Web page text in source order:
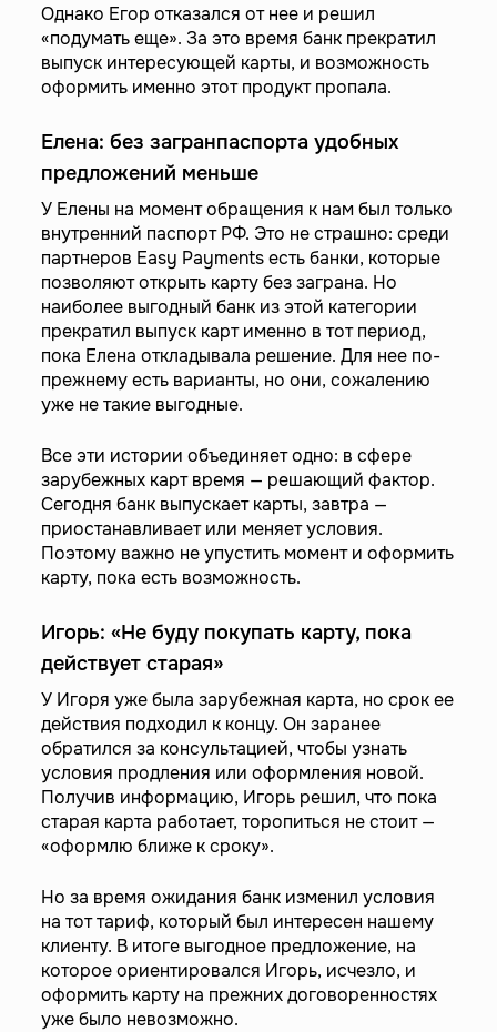
Однако Егор отказался от нее и решил
«подумать еще». За это время банк прекратил
выпуск интересующей карты, и возможность
оформить именно этот продукт пропала.
Елена: без загранпаспорта удобных
предложений меньше
У Елены на момент обращения к нам был только
внутренний паспорт РФ. Это не страшно: среди
партнеров Easy Payments есть банки, которые
позволяют открыть карту без заграна. Но
наиболее выгодный банк из этой категории
прекратил выпуск карт именно в тот период,
пока Елена откладывала решение. Для нее по-
прежнему есть варианты, но они, сожалению
уже не такие выгодные.
Все эти истории объединяет одно: в сфере
зарубежных карт время — решающий фактор.
Сегодня банк выпускает карты, завтра —
приостанавливает или меняет условия.
Поэтому важно не упустить момент и оформить
карту, пока есть возможность.
Игорь: «Не буду покупать карту, пока
действует старая»
У Игоря уже была зарубежная карта, но срок ее
действия подходил к концу. Он заранее
обратился за консультацией, чтобы узнать
условия продления или оформления новой.
Получив информацию, Игорь решил, что пока
старая карта работает, торопиться не стоит —
«оформлю ближе к сроку».
Но за время ожидания банк изменил условия
на тот тариф, который был интересен нашему
клиенту. В итоге выгодное предложение, на
которое ориентировался Игорь, исчезло, и
оформить карту на прежних договоренностях
уже было невозможно.